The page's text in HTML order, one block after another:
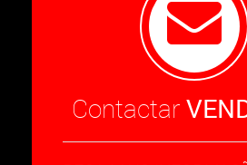
Contactar